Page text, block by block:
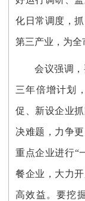
化日常调度，
第三产业，为全
会议强调
三年倍增计划
促、新设企业
决难题，力争
重点企业进行“
餐企业，大力
高效益。要挖